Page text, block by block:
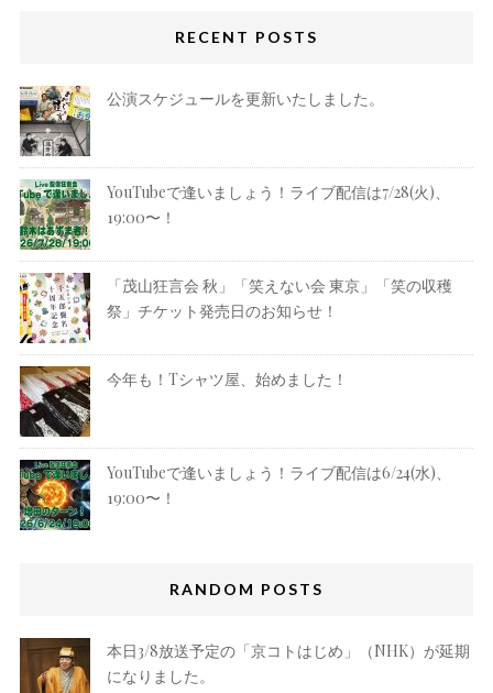
RECENT POSTS
公演スケジュールを更新いたしました。
YouTubeで逢いましょう！ライブ配信は7/28(火)、
19:00〜！
「茂山狂言会 秋」「笑えない会 東京」「笑の収穫
祭」チケット発売日のお知らせ！
今年も！Tシャツ屋、始めました！
YouTubeで逢いましょう！ライブ配信は6/24(水)、
19:00〜！
RANDOM POSTS
本日3/8放送予定の「京コトはじめ」（NHK）が延期
になりました。